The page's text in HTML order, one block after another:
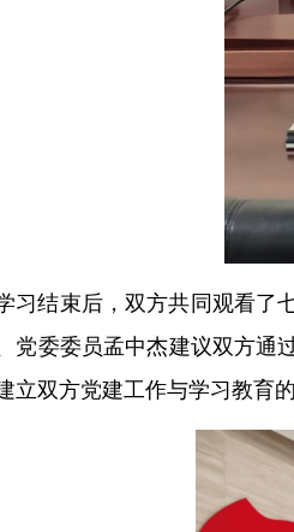
习结束后，双方共同观看了
党委委员孟中杰建议双方通
立双方党建工作与学习教育